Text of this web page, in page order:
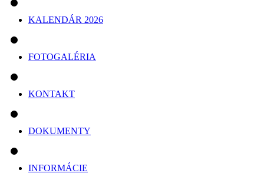
KALENDÁR 2026
FOTOGALÉRIA
KONTAKT
DOKUMENTY
INFORMÁCIE